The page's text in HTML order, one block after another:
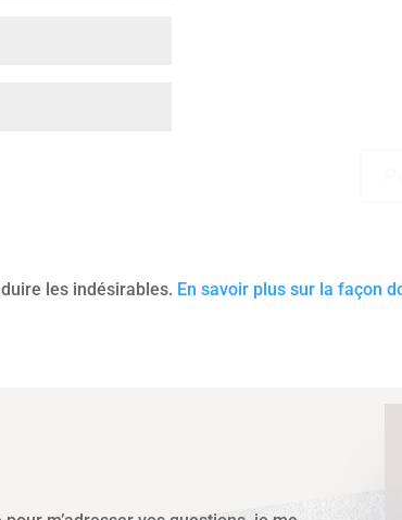
les indésirables. En savoir plus sur la façon